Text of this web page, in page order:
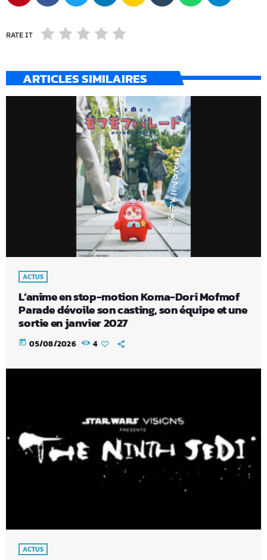
RATE IT
ARTICLES SIMILAIRES
ACTUS
L’anime en stop-motion Koma-Dori Mofmof
Parade dévoile son casting, son équipe et une
sortie en janvier 2027
today 05/08/2026 4
ACTUS